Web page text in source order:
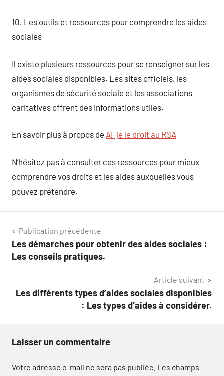
10. Les outils et ressources pour comprendre les aides
sociales
Il existe plusieurs ressources pour se renseigner sur les
aides sociales disponibles. Les sites officiels, les
organismes de sécurité sociale et les associations
caritatives offrent des informations utiles.
En savoir plus à propos de Ai-je le droit au RSA
N’hésitez pas à consulter ces ressources pour mieux
comprendre vos droits et les aides auxquelles vous
pouvez prétendre.
Navigation
de
Publication précédente
Les démarches pour obtenir des aides sociales :
Les conseils pratiques.
Article suivant
Les différents types d’aides sociales disponibles
: Les types d’aides à considérer.
Laisser un commentaire
Votre adresse e-mail ne sera pas publiée. Les champs